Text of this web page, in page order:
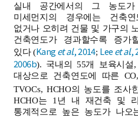
실내 공간에서의 그 농도
미세먼지의 경우에는 건축
없거나 오히려 건물 및 가구의
건축연도가 경과할수록 증가
있다 (Kanget al., 2014; Leeet al.,
2006b). 국내의 55개 보육시설
대상으로 건축연도에 따른
TVOCs, HCHO의 농도를 조사
HCHO는 1년 내 재건축 및
통계적으로 높은 농도가 나오